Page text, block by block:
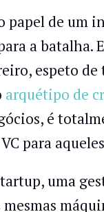
papel de um
a batalha.
espeto
arquétipo de
é
para
uma